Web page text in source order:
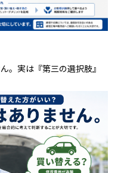
。実は『第三の選択肢』